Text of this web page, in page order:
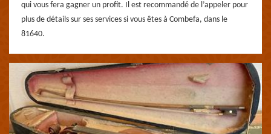
qui vous fera gagner un profit. Il est recommandé de l’appeler pour
plus de détails sur ses services si vous êtes à Combefa, dans le
81640.